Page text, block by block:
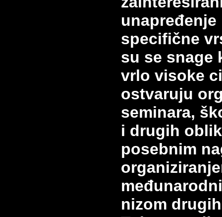
specifične
su se snage
vrlo visoke
ostvaruju
seminara,
i drugih
posebnim
nizom